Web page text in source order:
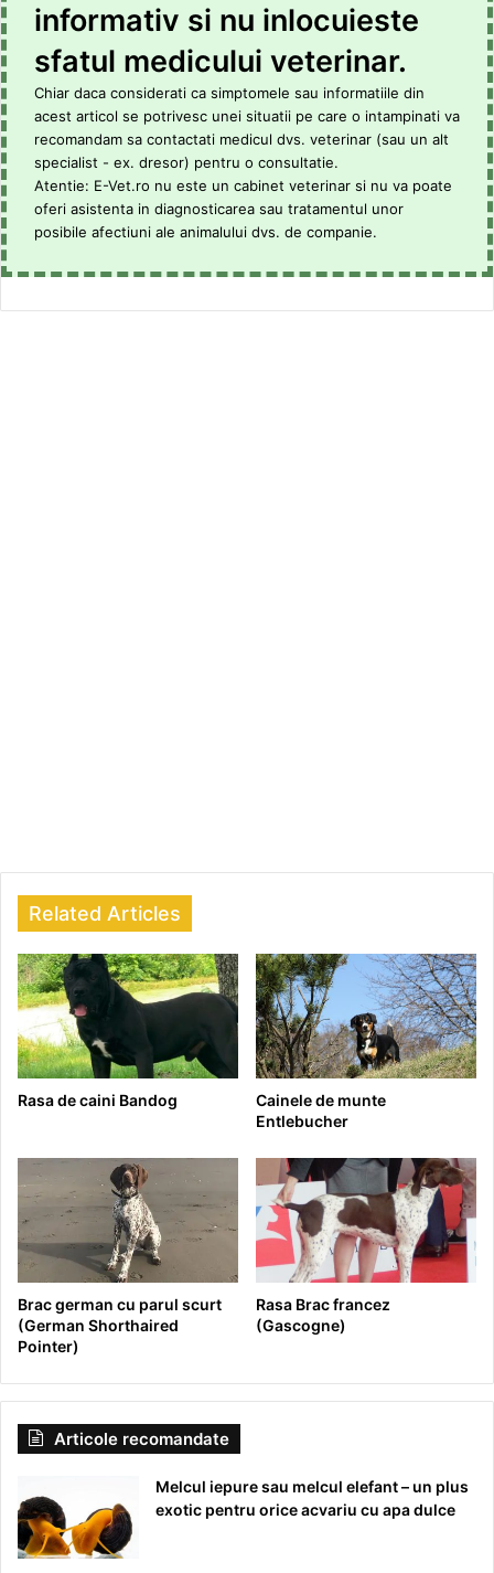
informativ si nu inlocuieste
sfatul medicului veterinar.
Chiar daca considerati ca simptomele sau informatiile din
acest articol se potrivesc unei situatii pe care o intampinati va
recomandam sa contactati medicul dvs. veterinar (sau un alt
specialist - ex. dresor) pentru o consultatie.
Atentie: E-Vet.ro nu este un cabinet veterinar si nu va poate
oferi asistenta in diagnosticarea sau tratamentul unor
posibile afectiuni ale animalului dvs. de companie.
Related Articles
Rasa de caini Bandog
Cainele de munte
Entlebucher
Brac german cu parul scurt
(German Shorthaired
Pointer)
Rasa Brac francez
(Gascogne)
Articole recomandate
Melcul iepure sau melcul elefant – un plus
exotic pentru orice acvariu cu apa dulce